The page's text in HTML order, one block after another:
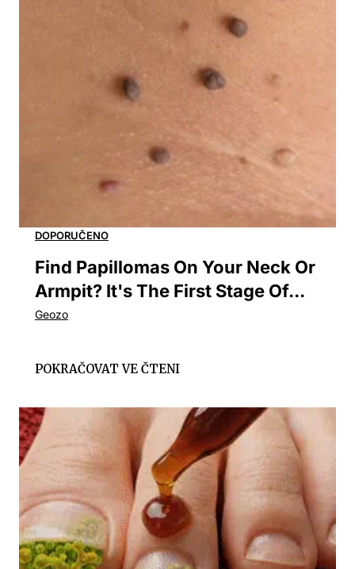
Find Papillomas On Your Neck Or
Armpit? It's The First Stage Of...